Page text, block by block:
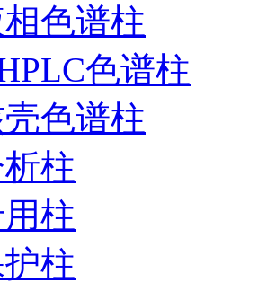
色谱柱
色谱柱
色谱柱
柱
柱
柱